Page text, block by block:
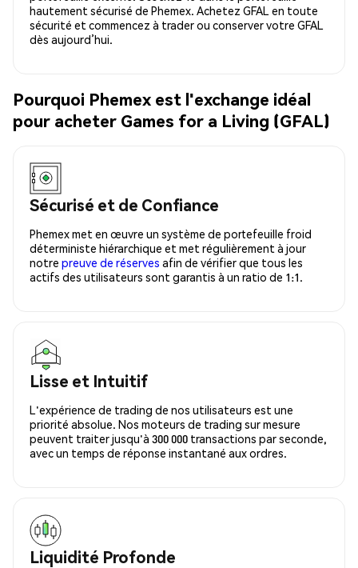
hautement sécurisé de Phemex. Achetez GFAL en toute
sécurité et commencez à trader ou conserver votre GFAL
dès aujourd’hui.
Pourquoi Phemex est l'exchange idéal
pour acheter Games for a Living (GFAL)
Sécurisé et de Confiance
Phemex met en œuvre un système de portefeuille froid
déterministe hiérarchique et met régulièrement à jour
notre preuve de réserves afin de vérifier que tous les
actifs des utilisateurs sont garantis à un ratio de 1:1.
Lisse et Intuitif
L'expérience de trading de nos utilisateurs est une
priorité absolue. Nos moteurs de trading sur mesure
peuvent traiter jusqu'à 300 000 transactions par seconde,
avec un temps de réponse instantané aux ordres.
Liquidité Profonde